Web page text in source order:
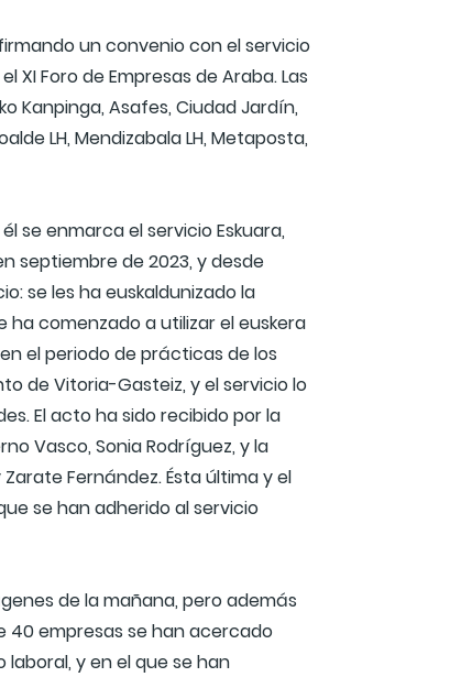
un convenio con el servicio
Foro de Empresas de Araba. Las
Kanpinga, Asafes, Ciudad Jardín,
LH, Mendizabala LH, Metaposta,
se enmarca el servicio Eskuara,
septiembre de 2023, y desde
se les ha euskaldunizado la
comenzado a utilizar el euskera
el periodo de prácticas de los
de Vitoria-Gasteiz, y el servicio lo
El acto ha sido recibido por la
Vasco, Sonia Rodríguez, y la
Fernández. Ésta última y el
se han adherido al servicio
de la mañana, pero además
40 empresas se han acercado
y en el que se han